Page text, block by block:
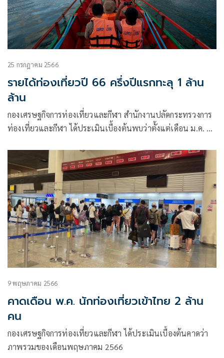
25 กรกฎาคม 2566
รายได้ท่องเที่ยวปี 66 ครึ่งปีแรกทะลุ 1 ล้าน
ล้าน
กองเศรษฐกิจการท่องเที่ยวและกีฬา สำนักงานปลัดกระทรวงการ
ท่องเที่ยวและกีฬา ได้ประเมินเบื้องต้นพบว่าตั้งแต่เดือน ม.ค. ถึง
1.045 ล้านล้านบาท
9 พฤษภาคม 2566
คาดเดือน พ.ค. นักท่องเที่ยวเข้าไทย 2 ล้าน
คน
กองเศรษฐกิจการท่องเที่ยวและกีฬา ได้ประเมินเบื้องต้นคาดว่า
ภาพรวมของเดือนพฤษภาคม 2566